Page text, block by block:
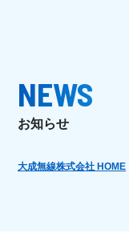
NEWS
お知らせ
大成無線株式会社 HOME